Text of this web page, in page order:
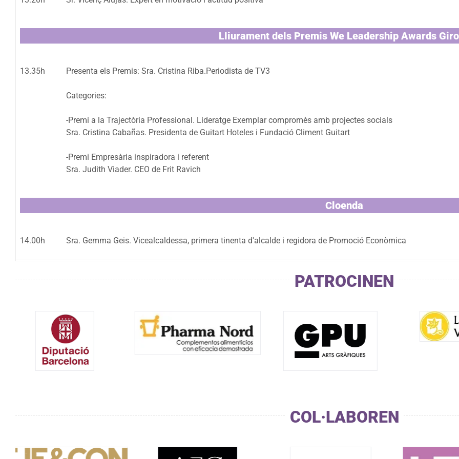
Lliurament dels Premis We Leadership Awards
13.35h Presenta els Premis: Sra. Cristina Riba.Periodista de TV3
Categories:
-Premi a la Trajectòria Professional. Lideratge Exemplar compromès amb projectes socials
Sra. Cristina Cabañas. Presidenta de Guitart Hoteles i Fundació Climent Guitart
-Premi Empresària inspiradora i referent
Sra. Judith Viader. CEO de Frit Ravich
Cloenda
14.00h Sra. Gemma Geis. Vicealcaldessa, primera tinenta d'alcalde i regidora de Promoció Econòmica
PATROCINEN
COL·LABOREN